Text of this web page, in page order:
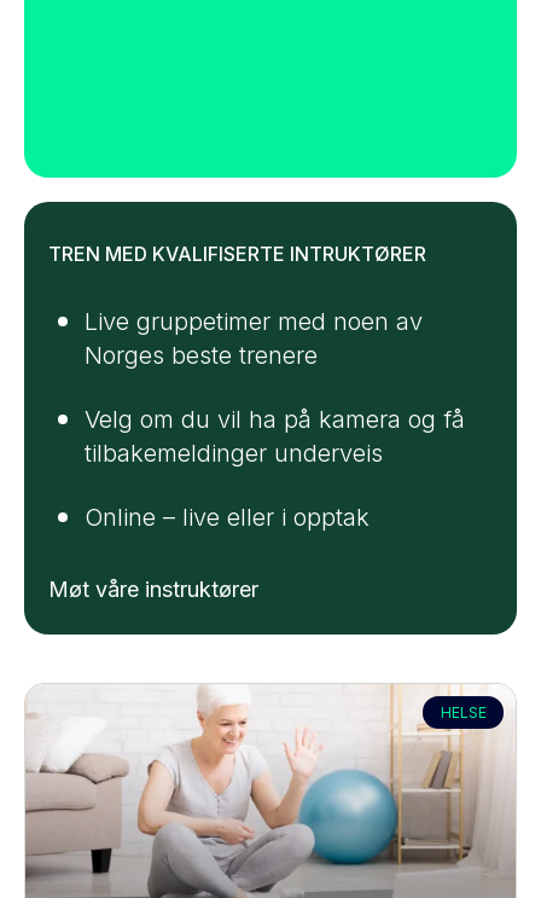
TREN MED KVALIFISERTE INTRUKTØRER
Live gruppetimer med noen av
Norges beste trenere
Velg om du vil ha på kamera og få
tilbakemeldinger underveis
Online – live eller i opptak
Møt våre instruktører
HELSE